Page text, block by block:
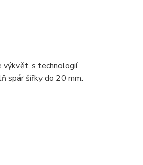
výkvět, s technologií
spár šířky do 20 mm.